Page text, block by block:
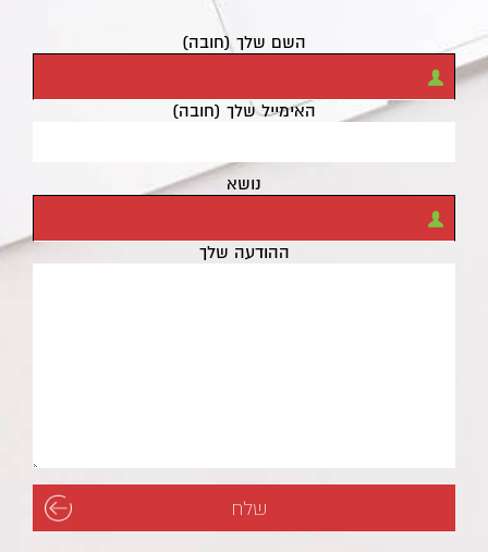
השם שלך (חובה)
האימייל שלך (חובה)
נושא
ההודעה שלך